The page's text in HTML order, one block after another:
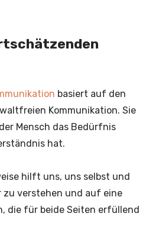
basiert auf den
Kommunikation. Sie
Mensch das Bedürfnis
hat.
hilft uns, uns selbst und
zu verstehen und auf eine
die für beide Seiten erfüllend